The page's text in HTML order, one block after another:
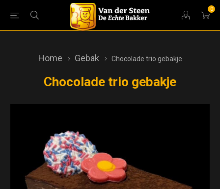
0
Home Gebak Chocolade trio gebakje
Chocolade trio gebakje